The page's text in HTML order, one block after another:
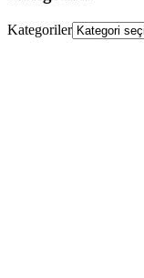
Kategoriler